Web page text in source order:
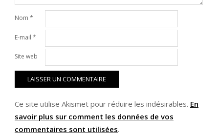
Nom *
E-mail *
Site web
Ce site utilise Akismet pour réduire les indésirables. En
savoir plus sur comment les données de vos
commentaires sont utilisées.